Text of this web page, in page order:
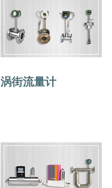
涡街流量计